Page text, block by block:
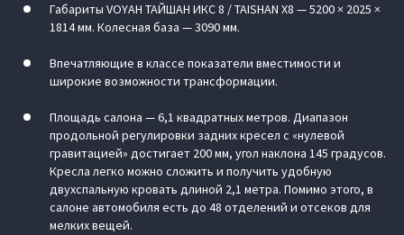
Габариты VOYAH ТАЙШАН ИКС 8 / TAISHAN X8 — 5200 × 2025 ×
1814 мм. Колесная база — 3090 мм.
Впечатляющие в классе показатели вместимости и
широкие возможности трансформации.
Площадь салона — 6,1 квадратных метров. Диапазон
продольной регулировки задних кресел с «нулевой
гравитацией» достигает 200 мм, угол наклона 145 градусов.
Кресла легко можно сложить и получить удобную
двухспальную кровать длиной 2,1 метра. Помимо этого, в
салоне автомобиля есть до 48 отделений и отсеков для
мелких вещей.